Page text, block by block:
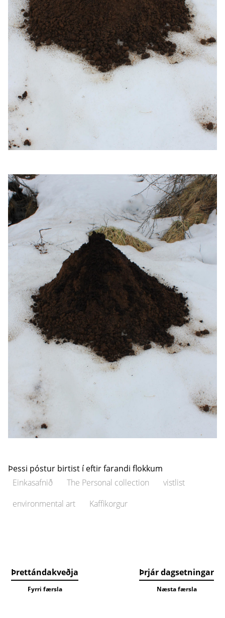
Þessi póstur birtist í eftir farandi flokkum
Einkasafnið
The Personal collection
vistlist
environmental art
Kaffikorgur
Þrettándakveðja
Fyrri færsla
Þrjár dagsetningar
Næsta færsla